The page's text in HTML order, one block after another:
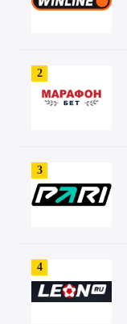
2
3
4